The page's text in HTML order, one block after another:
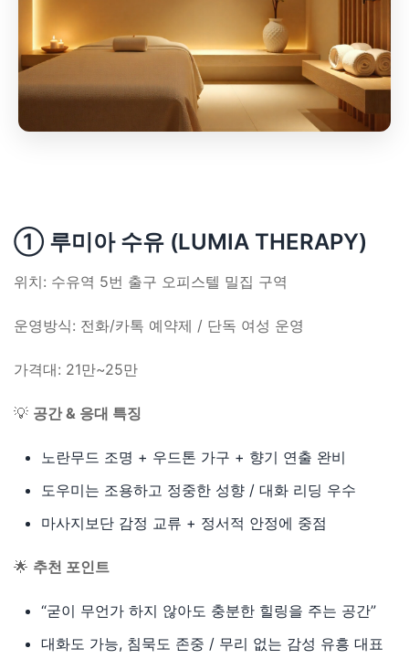
① 루미아 수유 (LUMIA THERAPY)
위치: 수유역 5번 출구 오피스텔 밀집 구역
운영방식: 전화/카톡 예약제 / 단독 여성 운영
가격대: 21만~25만
💡 공간 & 응대 특징
노란무드 조명 + 우드톤 가구 + 향기 연출 완비
도우미는 조용하고 정중한 성향 / 대화 리딩 우수
마사지보단 감정 교류 + 정서적 안정에 중점
🌟 추천 포인트
“굳이 무언가 하지 않아도 충분한 힐링을 주는 공간”
대화도 가능, 침묵도 존중 / 무리 없는 감성 유흥 대표